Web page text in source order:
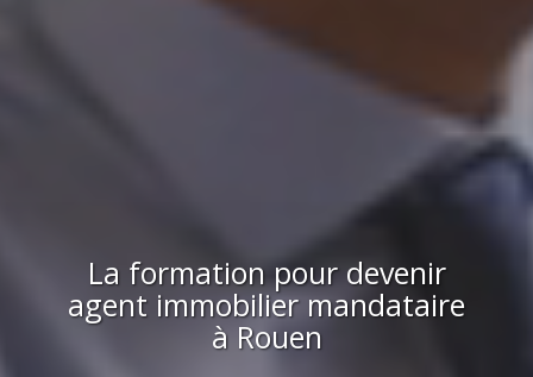
La formation pour devenir
agent immobilier mandataire
à Rouen